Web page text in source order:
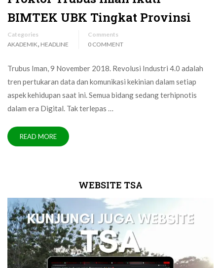
BIMTEK UBK Tingkat Provinsi
Categories
AKADEMIK HEADLINE
Comments
0 COMMENT
Trubus Iman, 9 November 2018. Revolusi Industri 4.0 adalah
tren pertukaran data dan komunikasi kekinian dalam setiap
aspek kehidupan saat ini. Semua bidang sedang terhipnotis
dalam era Digital. Tak terlepas …
READ MORE
WEBSITE TSA